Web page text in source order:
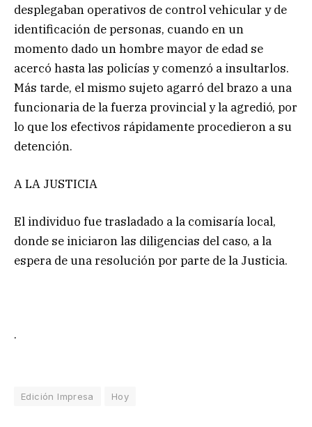
desplegaban operativos de control vehicular y de
identificación de personas, cuando en un
momento dado un hombre mayor de edad se
acercó hasta las policías y comenzó a insultarlos.
Más tarde, el mismo sujeto agarró del brazo a una
funcionaria de la fuerza provincial y la agredió, por
lo que los efectivos rápidamente procedieron a su
detención.
A LA JUSTICIA
El individuo fue trasladado a la comisaría local,
donde se iniciaron las diligencias del caso, a la
espera de una resolución por parte de la Justicia.
.
Edición Impresa Hoy